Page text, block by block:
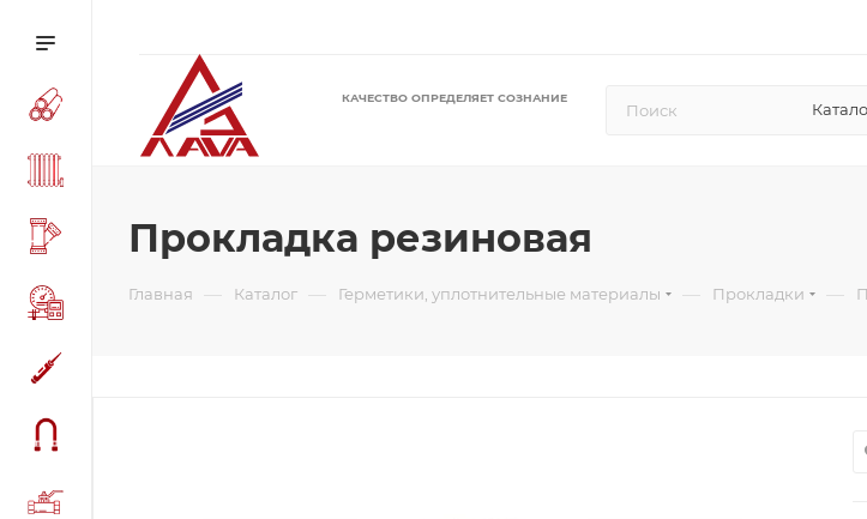
КАЧЕСТВО ОПРЕДЕЛЯЕТ СОЗНАНИЕ
Прокладка резиновая
Главная — Каталог — Герметики, уплотнительные материалы — Прокладки —